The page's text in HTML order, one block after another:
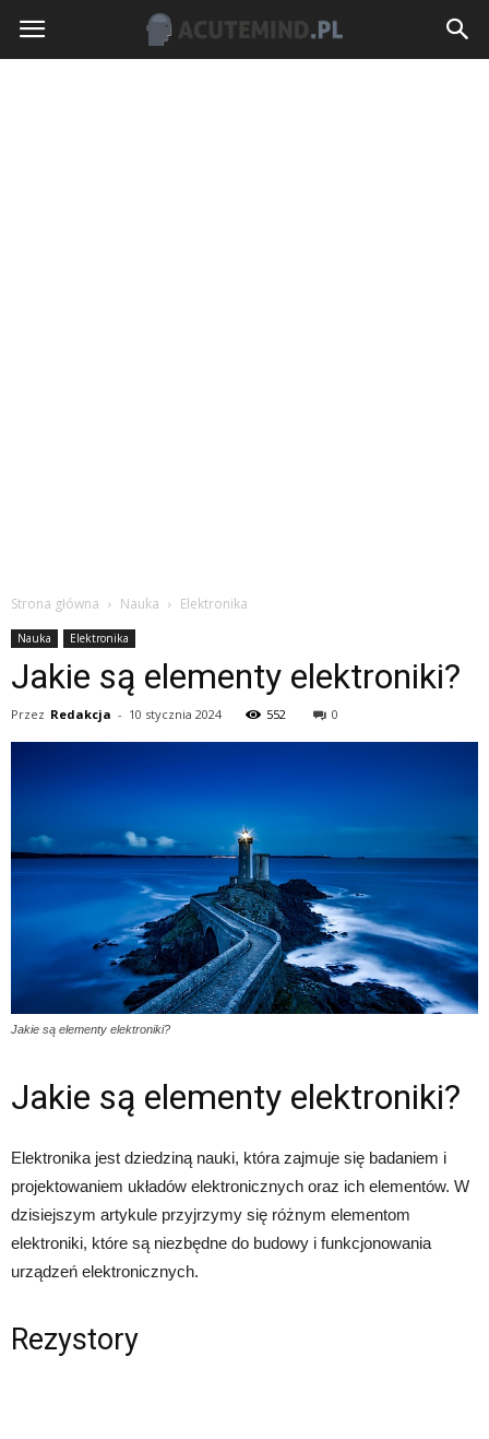
Strona główna Nauka Elektronika
Nauka Elektronika
Jakie są elementy elektroniki?
Przez Redakcja - 10 stycznia 2024 552 0
Jakie są elementy elektroniki?
Jakie są elementy elektroniki?
Elektronika jest dziedziną nauki, która zajmuje się badaniem i
projektowaniem układów elektronicznych oraz ich elementów. W
dzisiejszym artykule przyjrzymy się różnym elementom
elektroniki, które są niezbędne do budowy i funkcjonowania
urządzeń elektronicznych.
Rezystory